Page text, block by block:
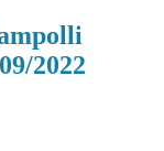
2022